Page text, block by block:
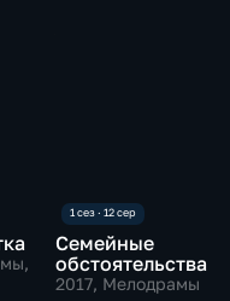
Семейные
обстоятельства
2017, Мелодрамы